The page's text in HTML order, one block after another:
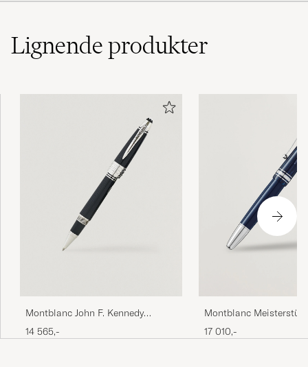
Lignendeprodukter
Montblanc John F. Kennedy
Special Edition Rollerball Blue
14 565,-
Montblanc
Resin FP LeGrand F
17 010,-